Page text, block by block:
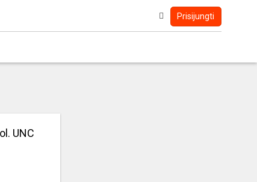
Prisijungti
UNC